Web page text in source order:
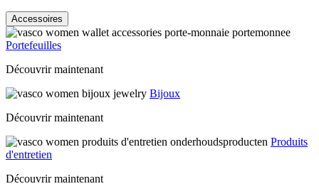
Accessoires
Portefeuilles
Découvrir maintenant
Bijoux
Découvrir maintenant
Produits
d'entretien
Découvrir maintenant